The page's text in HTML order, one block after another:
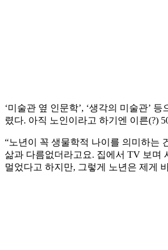
‘미술관 옆 인문학’, ‘생각의 미술관’
렸다. 아직 노인이라고 하기엔 이른(?)
“노년이 꼭 생물학적 나이를 의미하는
삶과 다름없더라고요. 집에서 TV 보며
멀었다고 하지만, 그렇게 노년은 제게